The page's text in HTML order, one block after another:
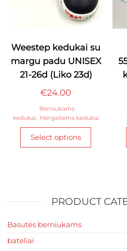
Weestep kedukai su
margu padu UNISEX
21-26d (Liko 23d)
€24.00
Berniukams
kedukai
Mergaitėms kedukai
Select options
This
options
PRODUCT
Basutės berniukams
bateliai